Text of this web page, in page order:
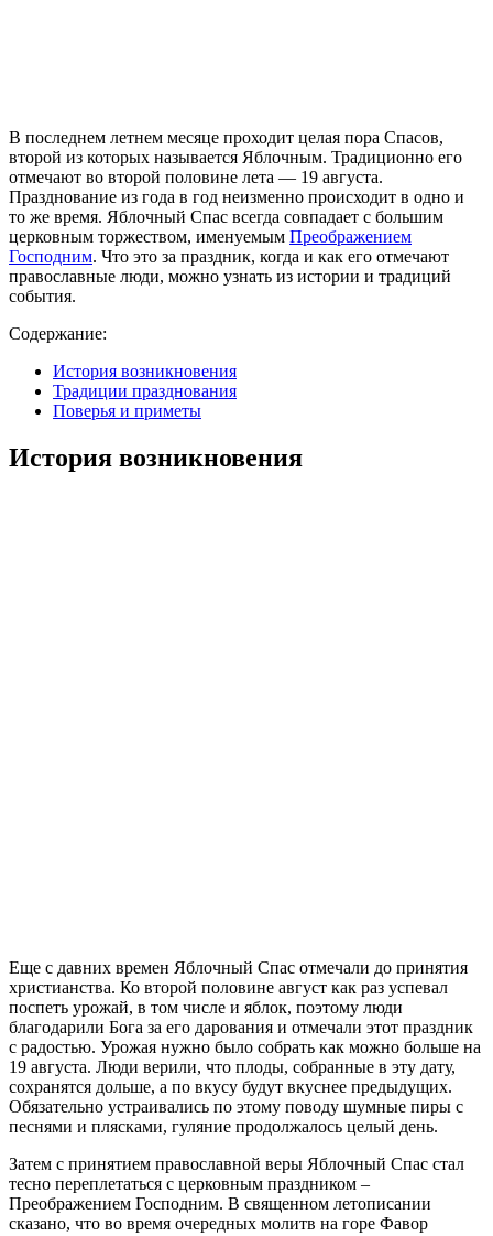
В последнем летнем месяце проходит целая пора Спасов,
второй из которых называется Яблочным. Традиционно его
отмечают во второй половине лета — 19 августа.
Празднование из года в год неизменно происходит в одно и
то же время. Яблочный Спас всегда совпадает с большим
церковным торжеством, именуемым Преображением
Господним. Что это за праздник, когда и как его отмечают
православные люди, можно узнать из истории и традиций
события.
Содержание:
История возникновения
Традиции празднования
Поверья и приметы
История возникновения
Еще с давних времен Яблочный Спас отмечали до принятия
христианства. Ко второй половине август как раз успевал
поспеть урожай, в том числе и яблок, поэтому люди
благодарили Бога за его дарования и отмечали этот праздник
с радостью. Урожая нужно было собрать как можно больше на
19 августа. Люди верили, что плоды, собранные в эту дату,
сохранятся дольше, а по вкусу будут вкуснее предыдущих.
Обязательно устраивались по этому поводу шумные пиры с
песнями и плясками, гуляние продолжалось целый день.
Затем с принятием православной веры Яблочный Спас стал
тесно переплетаться с церковным праздником –
Преображением Господним. В священном летописании
сказано, что во время очередных молитв на горе Фавор